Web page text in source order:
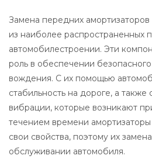
Замена передних
из наиболее распространенных
автомобилестроении. Эти
роль в обеспечении
вождения. С их помощью
стабильность на дороге, а также
вибрации, которые возникают
течением времени
свои свойства, поэтому их
обслуживании автомобиля.